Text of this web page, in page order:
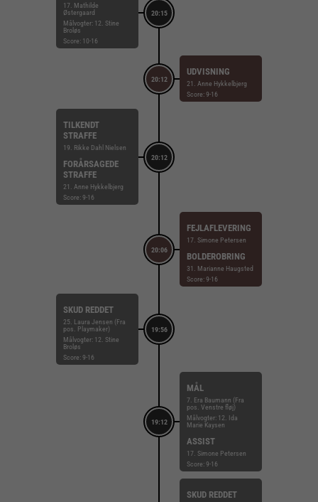
20:15
17. Mathilde
Østergaard
Målvogter: 12. Stine
Broløs
Score: 10-16
20:12
UDVISNING
21. Anne Hykkelbjerg
Score: 9-16
20:12
TILKENDT
STRAFFE
19. Rikke Dahl Nielsen
FORÅRSAGEDE
STRAFFE
21. Anne Hykkelbjerg
Score: 9-16
20:06
FEJLAFLEVERING
17. Simone Petersen
BOLDEROBRING
31. Marianne Haugsted
Score: 9-16
19:56
SKUD REDDET
25. Laura Jensen (Fra
pos. Playmaker)
Målvogter: 12. Stine
Broløs
Score: 9-16
19:12
MÅL
7. Era Baumann (Fra
pos. Venstre fløj)
Målvogter: 12. Ida
Marie Kaysen
ASSIST
17. Simone Petersen
Score: 9-16
SKUD REDDET